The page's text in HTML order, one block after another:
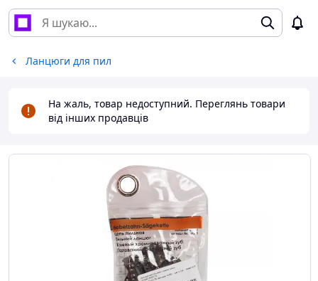
Ланцюги для пил
На жаль, товар недоступний. Переглянь товари
від інших продавців